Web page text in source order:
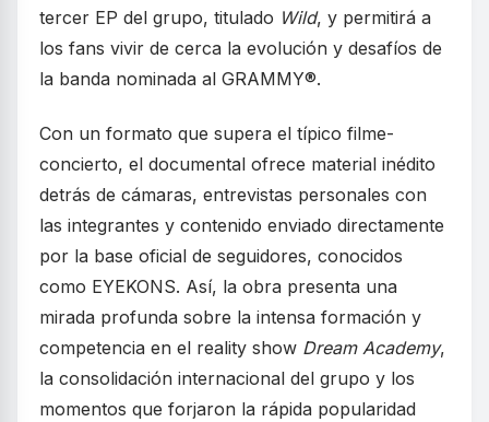
tercer EP del grupo, titulado Wild, y permitirá a
los fans vivir de cerca la evolución y desafíos de
la banda nominada al GRAMMY®.
Con un formato que supera el típico filme-
concierto, el documental ofrece material inédito
detrás de cámaras, entrevistas personales con
las integrantes y contenido enviado directamente
por la base oficial de seguidores, conocidos
como EYEKONS. Así, la obra presenta una
mirada profunda sobre la intensa formación y
competencia en el reality show Dream Academy,
la consolidación internacional del grupo y los
momentos que forjaron la rápida popularidad